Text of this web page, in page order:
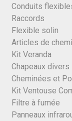
Conduits
Raccords
Flexible solin
Articles de
Kit Veranda
Chapeaux divers
Cheminées et
Kit Ventouse
Filtre à fumée
Panneaux